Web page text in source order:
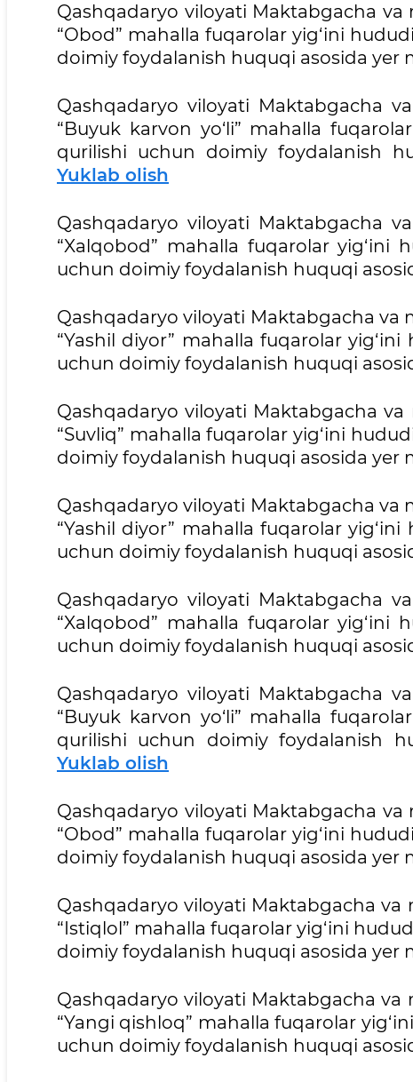
Qashqadaryo viloyati Maktabgacha
“Obod” mahalla fuqarolar yig‘ini
doimiy foydalanish huquqi asosida yer
Qashqadaryo viloyati Maktabgacha
“Buyuk karvon yo‘li” mahalla
qurilishi uchun doimiy foydalanish
Yuklab olish
Qashqadaryo viloyati Maktabgacha
“Xalqobod” mahalla fuqarolar
uchun doimiy foydalanish huquqi
Qashqadaryo viloyati Maktabgacha va
“Yashil diyor” mahalla fuqarolar
uchun doimiy foydalanish huquqi
Qashqadaryo viloyati Maktabgacha
“Suvliq” mahalla fuqarolar yig‘ini
doimiy foydalanish huquqi asosida yer
Qashqadaryo viloyati Maktabgacha va
“Yashil diyor” mahalla fuqarolar
uchun doimiy foydalanish huquqi
Qashqadaryo viloyati Maktabgacha
“Xalqobod” mahalla fuqarolar
uchun doimiy foydalanish huquqi
Qashqadaryo viloyati Maktabgacha
“Buyuk karvon yo‘li” mahalla
qurilishi uchun doimiy foydalanish
Yuklab olish
Qashqadaryo viloyati Maktabgacha
“Obod” mahalla fuqarolar yig‘ini
doimiy foydalanish huquqi asosida yer
Qashqadaryo viloyati Maktabgacha
“Istiqlol” mahalla fuqarolar yig‘ini
doimiy foydalanish huquqi asosida yer
Qashqadaryo viloyati Maktabgacha
“Yangi qishloq” mahalla fuqarolar
uchun doimiy foydalanish huquqi